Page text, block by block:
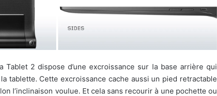
Tablet 2 dispose d’une excroissance sur la base arrière qui
tablette. Cette excroissance cache aussi un pied retractable
l’inclinaison voulue. Et cela sans recourir à une pochette ou